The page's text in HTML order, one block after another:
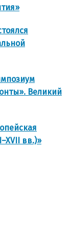
Великий
вв.)»